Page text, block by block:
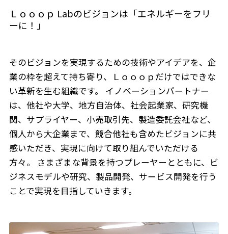
Ｌｏｏｏｐ Labのビジョンは「エネルギーをフリ
ーに！」
そのビジョンを実現するための技術やアイデアを、企
業の枠を超えて持ち寄り、Ｌｏｏｏｐだけではできな
い革新を生む組織です。 イノベーションパートナー
は、他社や大学、地方自治体、社会起業家、研究機
関、サプライヤー、小売取引先、製造委託会社など、
個人から大企業まで、競合他社も含めたビジョンに共
感いただき、実現に向けて取り組んでいただける
方々。 さまざまな背景を持つプレーヤーとともに、ビ
ジネスモデルや研究、製品開発、サービス開発を行う
ことで実現を目指していきます。